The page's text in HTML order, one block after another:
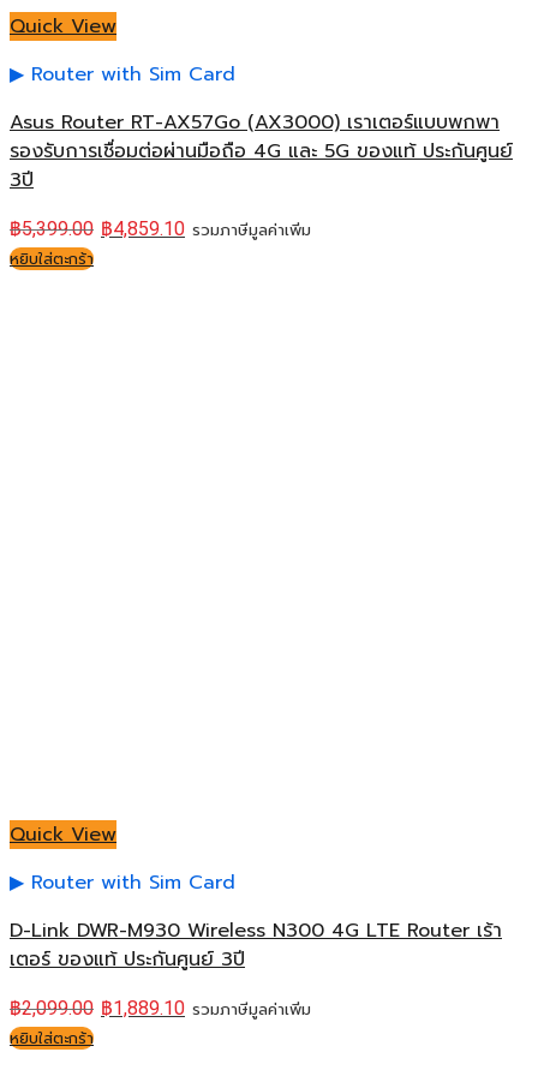
Quick View
Router with Sim Card
Asus Router RT-AX57Go (AX3000) เราเตอร์แบบพกพา
รองรับการเชื่อมต่อผ่านมือถือ 4G และ 5G ของแท้ ประกันศูนย์
3ปี
฿5,399.00 ฿4,859.10 รวมภาษีมูลค่าเพิ่ม
หยิบใส่ตะกร้า
Quick View
Router with Sim Card
D-Link DWR-M930 Wireless N300 4G LTE Router เร้า
เตอร์ ของแท้ ประกันศูนย์ 3ปี
฿2,099.00 ฿1,889.10 รวมภาษีมูลค่าเพิ่ม
หยิบใส่ตะกร้า